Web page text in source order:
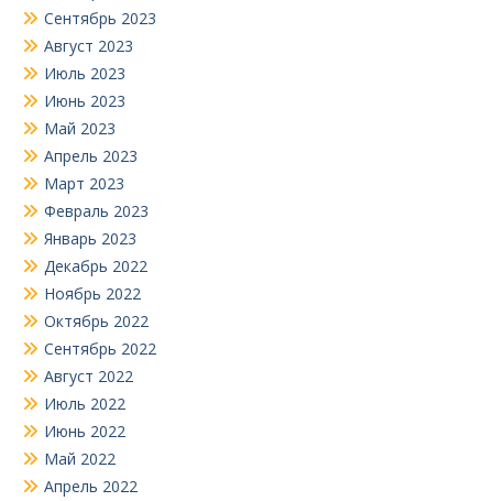
Сентябрь 2023
Август 2023
Июль 2023
Июнь 2023
Май 2023
Апрель 2023
Март 2023
Февраль 2023
Январь 2023
Декабрь 2022
Ноябрь 2022
Октябрь 2022
Сентябрь 2022
Август 2022
Июль 2022
Июнь 2022
Май 2022
Апрель 2022